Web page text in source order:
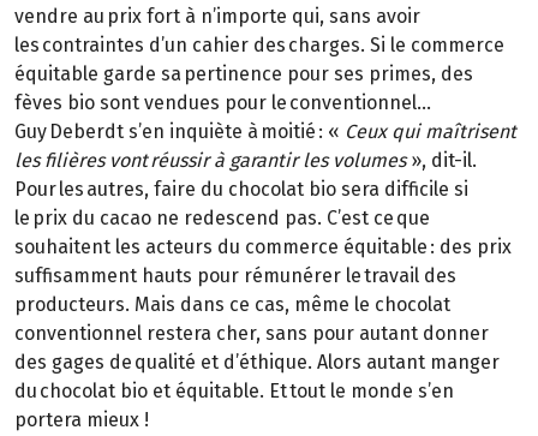
vendre au prix fort à n’importe qui, sans avoir
les contraintes d’un cahier des charges. Si le commerce
équitable garde sa pertinence pour ses primes, des
fèves bio sont vendues pour le conventionnel…
Guy Deberdt s’en inquiète à moitié : « Ceux qui maîtrisent
les filières vont réussir à garantir les volumes», dit-il.
Pour les autres, faire du chocolat bio sera difficile si
le prix du cacao ne redescend pas. C’est ce que
souhaitent les acteurs du commerce équitable : des prix
suffisamment hauts pour rémunérer le travail des
producteurs. Mais dans ce cas, même le chocolat
conventionnel restera cher, sans pour autant donner
des gages de qualité et d’éthique. Alors autant manger
du chocolat bio et équitable. Et tout le monde s’en
portera mieux !